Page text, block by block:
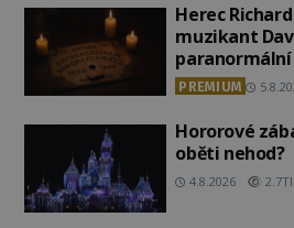
Herec
muzikant
PREMIUM
Hororové
oběti nehod?
4.8.2026